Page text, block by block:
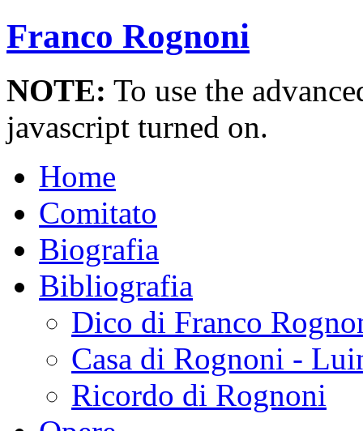
Franco Rognoni
NOTE: To use the
javascript turned on.
Home
Comitato
Biografia
Bibliografia
Dico di Franco
Casa di Rognoni -
Ricordo di Rognoni